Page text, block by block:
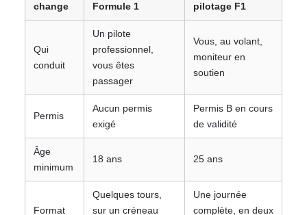
change
Formule 1
pilotage F1
Qui
conduit
Un pilote
professionnel,
vous êtes
passager
Vous, au volant,
moniteur en
soutien
Permis
Aucun permis
exigé
Permis B en cours
de validité
Âge
minimum
18 ans 25 ans
Format
Quelques tours,
sur un créneau
Une journée
complète, en deux